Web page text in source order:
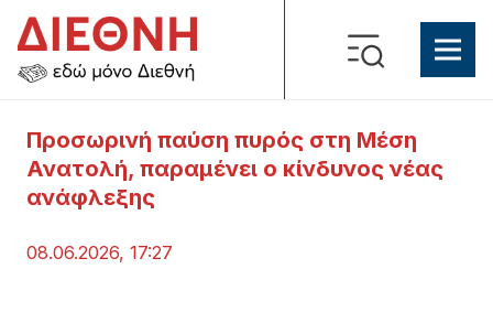
Προσωρινή παύση πυρός στη Μέση
Ανατολή, παραμένει ο κίνδυνος νέας
ανάφλεξης
08.06.2026, 17:27